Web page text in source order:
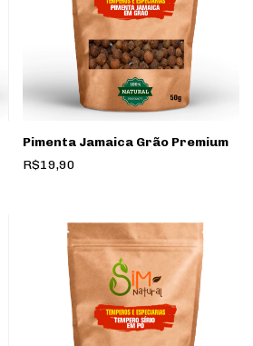
Pimenta Jamaica Grão Premium
R$19,90